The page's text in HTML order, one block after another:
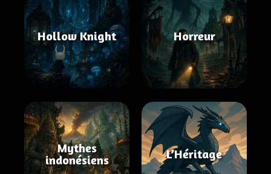
Hollow Knight Horreur
Mythes
indonésiens
L’Héritage